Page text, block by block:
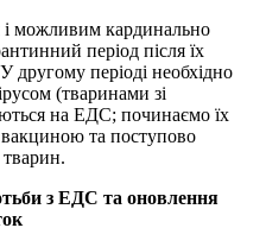
і можливим кардинально
період після їх
другому періоді необхідно
(тваринами зі
на ЕДС; починаємо їх
та поступово
з ЕДС та оновлення